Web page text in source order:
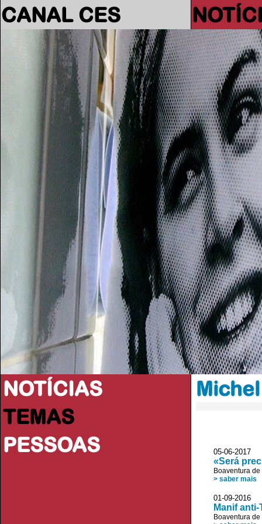
CANAL CES
NOTÍCIAS
TEMAS
PESSOAS
05-06-
«Será
Boaventura
> saber mais
01-09-
Manif
Boaventura